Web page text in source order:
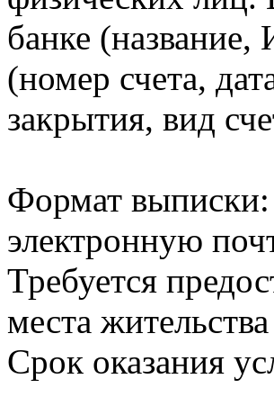
банке
(номер счета,
закрытия, вид
Формат выписки:
электронную
Требуется
места
Срок оказания